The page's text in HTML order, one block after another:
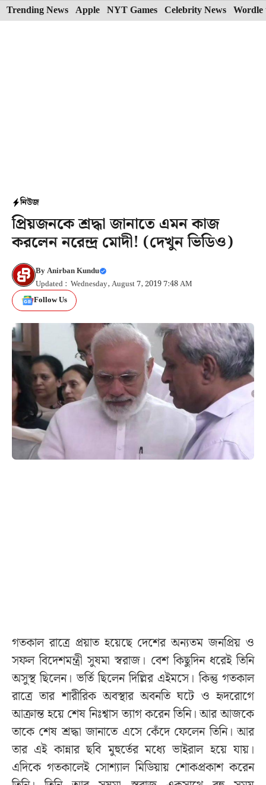
Skip
to
Trending News Apple NYT Games Celebrity News Wordle
নিউজ
প্রিয়জনকে শ্রদ্ধা জানাতে এমন কাজ
করলেন নরেন্দ্র মোদী! (দেখুন ভিডিও)
ByAnirban Kundu
Updated : Wednesday, August 7, 2019 7:48 AM
Follow Us
গতকাল রাত্রে প্রয়াত হয়েছে দেশের অন্যতম জনপ্রিয় ও
সফল বিদেশমন্ত্রী সুষমা স্বরাজ। বেশ কিছুদিন ধরেই তিনি
অসুস্থ ছিলেন। ভর্তি ছিলেন দিল্লির এইমসে। কিন্তু গতকাল
রাত্রে তার শারীরিক অবস্থার অবনতি ঘটে ও হৃদরোগে
আক্রান্ত হয়ে শেষ নিঃশ্বাস ত্যাগ করেন তিনি। আর আজকে
তাকে শেষ শ্রদ্ধা জানাতে এসে কেঁদে ফেলেন তিনি। আর
তার এই কান্নার ছবি মুহুর্তের মধ্যে ভাইরাল হয়ে যায়।
এদিকে গতকালেই সোশ্যাল মিডিয়ায় শোকপ্রকাশ করেন